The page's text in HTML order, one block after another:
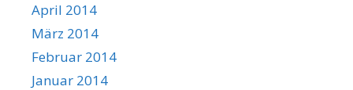
April 2014
März 2014
Februar 2014
Januar 2014